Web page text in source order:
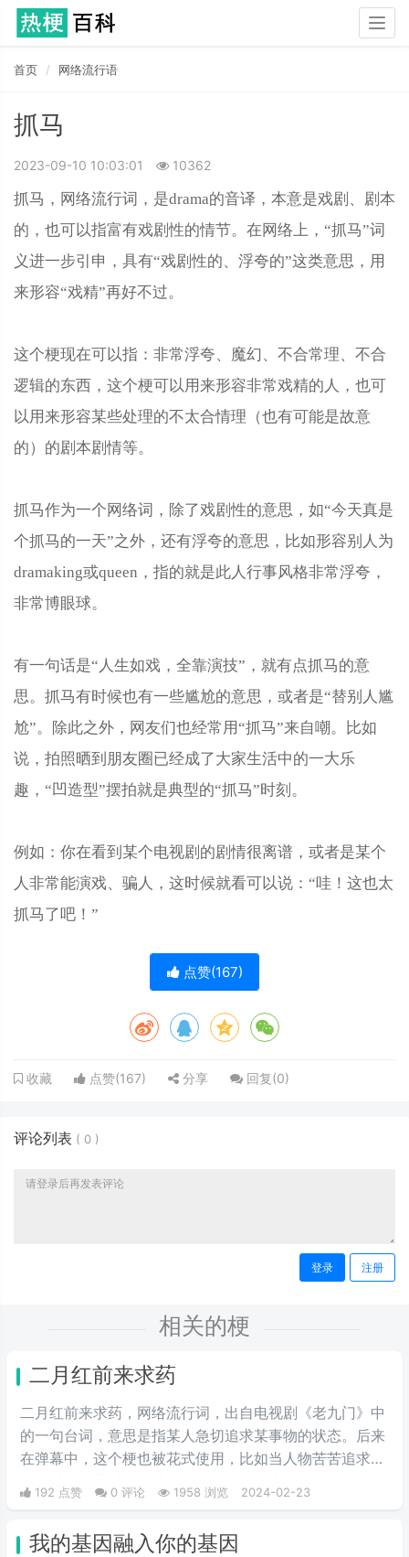
首页 网络流行语
抓马
2023-09-10 10:03:01 10362
抓马，网络流行词，是drama的音译，本意是戏剧、剧本
的，也可以指富有戏剧性的情节。在网络上，“抓马”词
义进一步引申，具有“戏剧性的、浮夸的”这类意思，用
来形容“戏精”再好不过。
这个梗现在可以指：非常浮夸、魔幻、不合常理、不合
逻辑的东西，这个梗可以用来形容非常戏精‌的人，也可
以用来形容某些处理的不太合情理（也有可能是故意
的）的剧本剧情等。
抓马作为一个网络词，除了戏剧性的意思，如“今天真是
个抓马的一天”之外，还有浮夸的意思，比如形容别人为
dramaking或queen，指的就是此人行事风格非常浮夸，
非常博眼球。
有一句话是“人生如戏，全靠演技”，就有点抓马的意
思。抓马有时候也有一些尴尬的意思，或者是“替别人尴
尬”。除此之外，网友们也经常用“抓马”来自嘲。比如
说，拍照晒到朋友圈已经成了大家生活中的一大乐
趣，“凹造型”摆拍就是典型的“抓马”时刻。
例如：你在看到某个电视剧的剧情很离谱，或者是某个
人非常能演戏、骗人，这时候就看可以说：“哇！这也太
抓马了吧！”
点赞(167)
收藏 点赞(167) 分享 回复(0)
评论列表 ( 0 )
登录 注册
相关的梗
二月红前来求药
二月红前来求药，网络流行词，出自电视剧《老九门》中
的一句台词，意思是指某人急切追求某事物的状态。后来
在弹幕中，这个梗也被花式使用，比如当人物苦苦追求某
以网友也用“二月红前来求药”那天的雨，来形容雨下得很
192 点赞 0 评论 1958 浏览 2024-02-23
我的基因融入你的基因